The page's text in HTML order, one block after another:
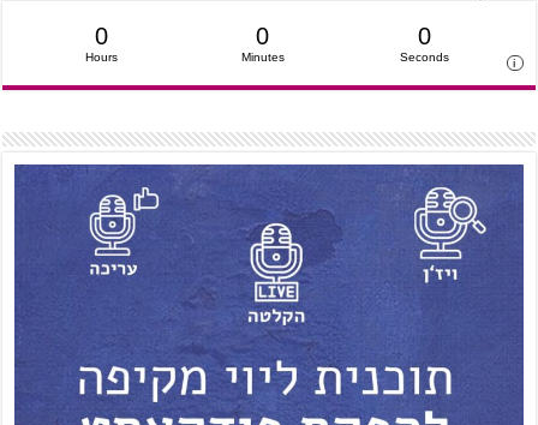
0
Hours
0
Minutes
0
Seconds i